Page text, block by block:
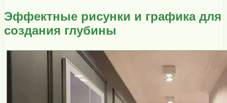
Эффектные рисунки и графика для
создания глубины